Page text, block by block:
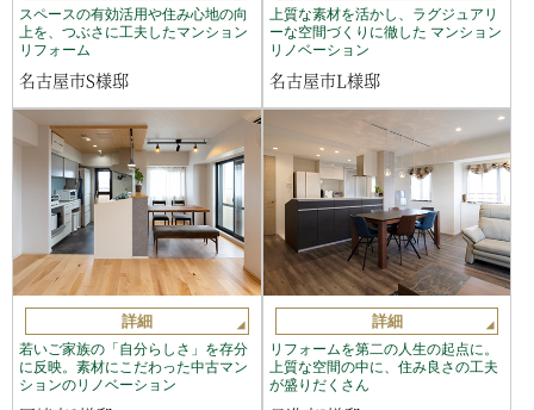
スペースの有効活用や住み心地の向
上を、つぶさに工夫したマンション
リフォーム
名古屋市S様邸
上質な素材を活かし、ラグジュアリ
ーな空間づくりに徹した マンション
リノベーション
名古屋市L様邸
詳細
若いご家族の「自分らしさ」を存分
に反映。素材にこだわった中古マン
ションのリノベーション
詳細
リフォームを第二の人生の起点に。
上質な空間の中に、住み良さの工夫
が盛りだくさん